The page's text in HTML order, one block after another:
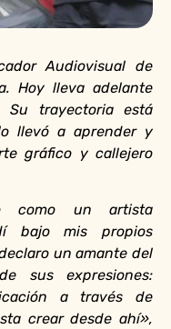
Audiovisual de
Hoy lleva adelante
Su trayectoria está
llevó a aprender y
gráfico y callejero
como un artista
bajo mis propios
un amante del
sus expresiones:
a través de
crear desde ahí»,